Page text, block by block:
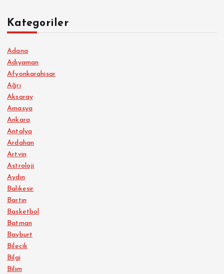
Kategoriler
Adana
Adıyaman
Afyonkarahisar
Ağrı
Aksaray
Amasya
Ankara
Antalya
Ardahan
Artvin
Astroloji
Aydın
Balıkesir
Bartın
Basketbol
Batman
Bayburt
Bilecik
Bilgi
Bilim